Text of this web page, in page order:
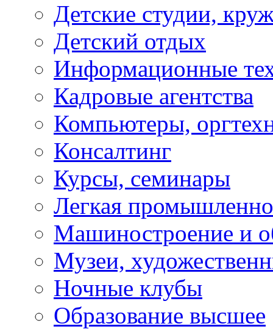
Детские студии,
Детский отдых
Информационные
Кадровые агентства
Компьютеры,
Консалтинг
Курсы, семинары
Легкая
Машиностроение и
Музеи,
Ночные клубы
Образование высшее